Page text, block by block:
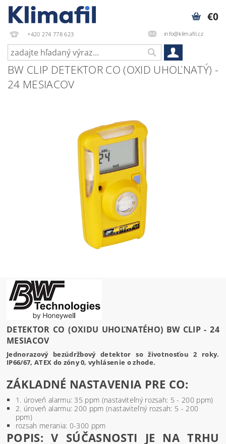
+420 274 778 623 info@klimafil.cz
€0
BW CLIP DETEKTOR CO (OXID UHOĽNATÝ) -
24 MESIACOV
DETEKTOR CO (OXIDU UHOĽNATÉHO) BW CLIP - 24
MESIACOV
Jednorazový bezúdržbový detektor so životnosťou 2 roky.
IP66/67, ATEX do zóny 0, vyhlásenie o zhode.
ZÁKLADNÉ NASTAVENIA PRE CO:
1. úroveň alarmu: 35 ppm (nastaviteľný rozsah: 5 - 200 ppm)
2. úroveň alarmu: 200 ppm (nastaviteľný rozsah: 5 - 200
ppm)
rozsah merania: 0-300 ppm
POPIS: V SÚČASNOSTI JE NA TRHU